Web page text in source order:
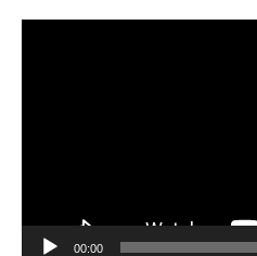
00:00